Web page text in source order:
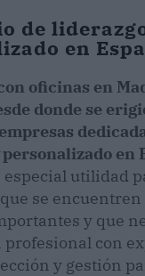
de
en
oficinas en
donde se
personalizado en
utilidad
se
y que
profesional con
y gestión